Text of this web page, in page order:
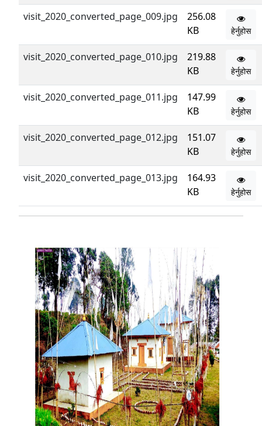
visit_2020_converted_page_009.jpg
256.08
KB
हेर्नुहोस
visit_2020_converted_page_010.jpg
219.88
KB
हेर्नुहोस
visit_2020_converted_page_011.jpg
147.99
KB
हेर्नुहोस
visit_2020_converted_page_012.jpg
151.07
KB
हेर्नुहोस
visit_2020_converted_page_013.jpg
164.93
KB
हेर्नुहोस